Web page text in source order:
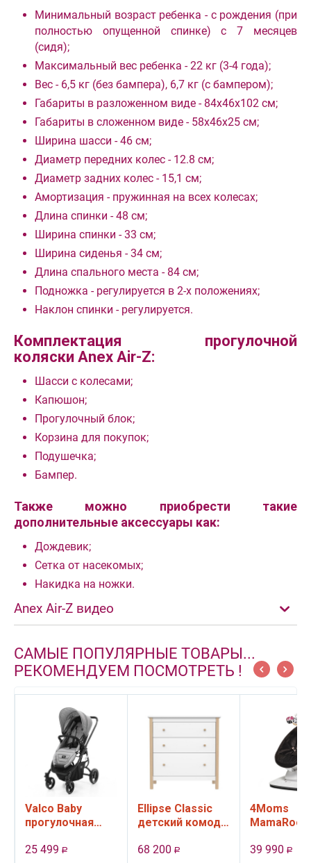
Минимальный возраст ребенка - с рождения (при
полностью опущенной спинке) с 7 месяцев
(сидя);
Максимальный вес ребенка - 22 кг (3-4 года);
Вес - 6,5 кг (без бампера), 6,7 кг (с бампером);
Габариты в разложенном виде - 84х46х102 см;
Габариты в сложенном виде - 58х46х25 см;
Ширина шасси - 46 см;
Диаметр передних колес - 12.8 см;
Диаметр задних колес - 15,1 см;
Амортизация - пружинная на всех колесах;
Длина спинки - 48 см;
Ширина спинки - 33 см;
Ширина сиденья - 34 см;
Длина спального места - 84 см;
Подножка - регулируется в 2-х положениях;
Наклон спинки - регулируется.
Комплектация прогулочной
коляски Anex Air-Z:
Шасси с колесами;
Капюшон;
Прогулочный блок;
Корзина для покупок;
Подушечка;
Бампер.
Также можно приобрести такие
дополнительные аксессуары как:
Дождевик;
Сетка от насекомых;
Накидка на ножки.
Anex Air-Z видео
САМЫЕ ПОПУЛЯРНЫЕ ТОВАРЫ...
РЕКОМЕНДУЕМ ПОСМОТРЕТЬ !
Valco Baby
прогулочная
Ultra цвет Cool
25 499 Р
Ellipse Classic
детский комод,
68 200 Р
4Moms
MamaRoo
39 990 Р